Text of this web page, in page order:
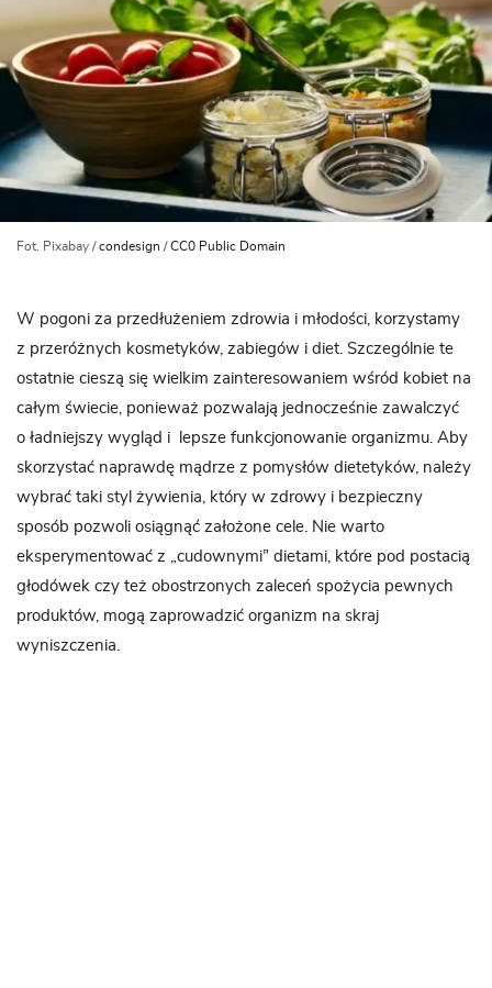
Fot. Pixabay /condesign /CC0 Public Domain
W pogoni za przedłużeniem zdrowia i młodości, korzystamy
z przeróżnych kosmetyków, zabiegów i diet. Szczególnie te
ostatnie cieszą się wielkim zainteresowaniem wśród kobiet na
całym świecie, ponieważ pozwalają jednocześnie zawalczyć
o ładniejszy wygląd i lepsze funkcjonowanie organizmu. Aby
skorzystać naprawdę mądrze z pomysłów dietetyków, należy
wybrać taki styl żywienia, który w zdrowy i bezpieczny
sposób pozwoli osiągnąć założone cele. Nie warto
eksperymentować z „cudownymi” dietami, które pod postacią
głodówek czy też obostrzonych zaleceń spożycia pewnych
produktów, mogą zaprowadzić organizm na skraj
wyniszczenia.